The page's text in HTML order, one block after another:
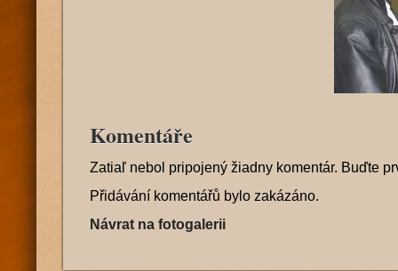
Komentáře
Zatiaľ nebol pripojený žiadny komentár. Buďte
Přidávání komentářů bylo zakázáno.
Návrat na fotogalerii